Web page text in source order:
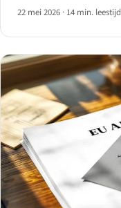
22 mei 2026 · 14 min. leestijd